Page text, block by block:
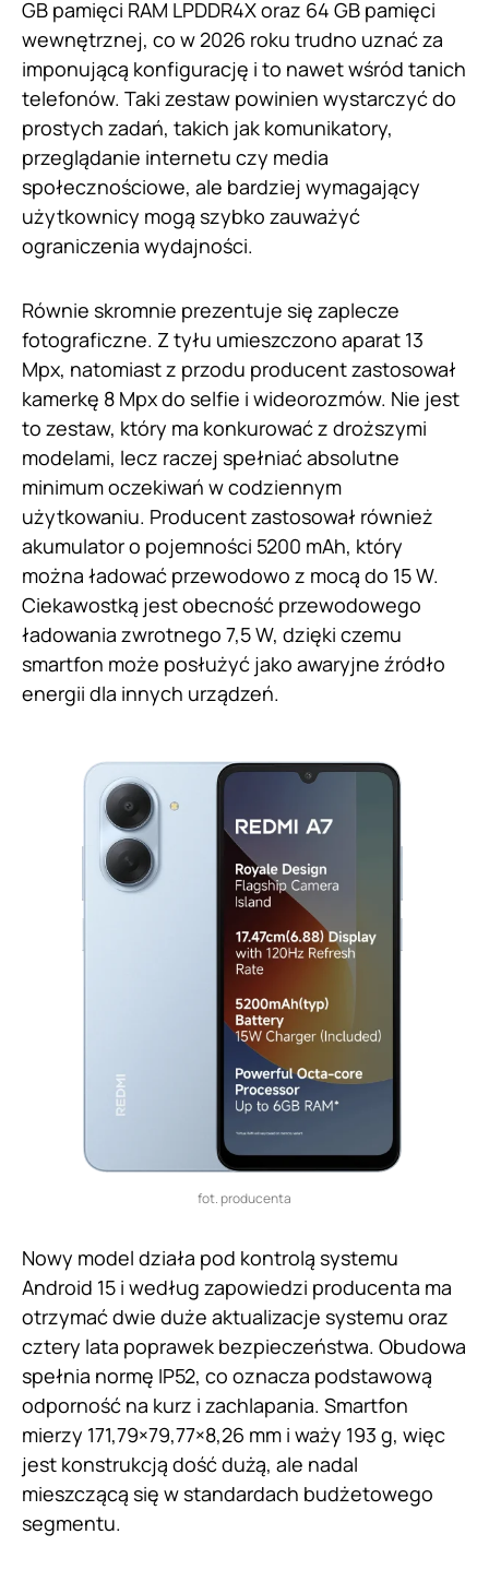
GB pamięci RAM LPDDR4X oraz 64 GB pamięci
wewnętrznej, co w 2026 roku trudno uznać za
imponującą konfigurację i to nawet wśród tanich
telefonów. Taki zestaw powinien wystarczyć do
prostych zadań, takich jak komunikatory,
przeglądanie internetu czy media
społecznościowe, ale bardziej wymagający
użytkownicy mogą szybko zauważyć
ograniczenia wydajności.
Równie skromnie prezentuje się zaplecze
fotograficzne. Z tyłu umieszczono aparat 13
Mpx, natomiast z przodu producent zastosował
kamerkę 8 Mpx do selfie i wideorozmów. Nie jest
to zestaw, który ma konkurować z droższymi
modelami, lecz raczej spełniać absolutne
minimum oczekiwań w codziennym
użytkowaniu. Producent zastosował również
akumulator o pojemności 5200 mAh, który
można ładować przewodowo z mocą do 15 W.
Ciekawostką jest obecność przewodowego
ładowania zwrotnego 7,5 W, dzięki czemu
smartfon może posłużyć jako awaryjne źródło
energii dla innych urządzeń.
fot. producenta
Nowy model działa pod kontrolą systemu
Android 15 i według zapowiedzi producenta ma
otrzymać dwie duże aktualizacje systemu oraz
cztery lata poprawek bezpieczeństwa. Obudowa
spełnia normę IP52, co oznacza podstawową
odporność na kurz i zachlapania. Smartfon
mierzy 171,79×79,77×8,26 mm i waży 193 g, więc
jest konstrukcją dość dużą, ale nadal
mieszczącą się w standardach budżetowego
segmentu.